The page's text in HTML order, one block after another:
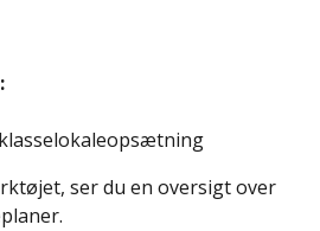
ser du en oversigt over